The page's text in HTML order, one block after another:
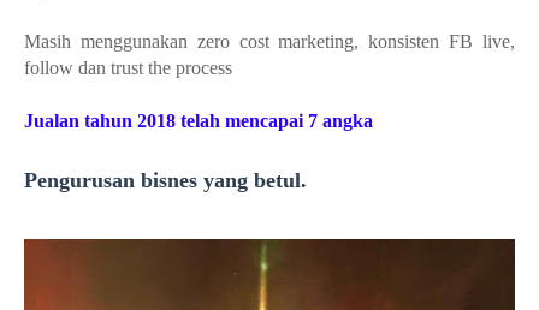
Masih menggunakan zero cost marketing, konsisten FB live,
follow dan trust the process
Jualan tahun 2018 telah mencapai 7 angka
Pengurusan bisnes yang betul.